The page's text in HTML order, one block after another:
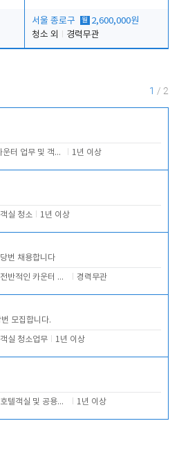
서울 종로구 월 2,600,000원
청소 외
경력무관
1 / 2
카운터 업무 및 객실관리(청소상태 확인, 객실판매) 1년 이상
객실 청소 1년 이상
번 채용합니다
전반적인 카운터 업무 경력무관
모집합니다.
객실 청소업무 1년 이상
호텔객실 및 공용시설 청소 관리 1년 이상